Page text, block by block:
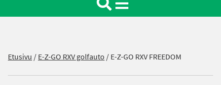
Etusivu /E-Z-GO RXV golfauto /E-Z-GO RXV FREEDOM